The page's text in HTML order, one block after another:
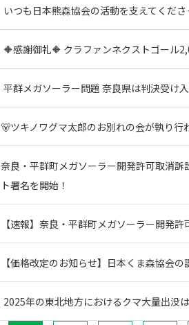
いつも日本熊森協会の活動を支えてくだ
🔶感謝御礼🔶 クラファンネクストゴール
平群メガソーラー問題 奈良県は判決受け
🐻ツキノワグマ太郎のお別れの会が執り行
奈良・平群町メガソーラー開発許可取消
ト署名を開始！
【速報】奈良・平群町メガソーラー開発
【価格改定のお知らせ】日本くま森協会の
2025年の東北地方におけるクマ大量出没